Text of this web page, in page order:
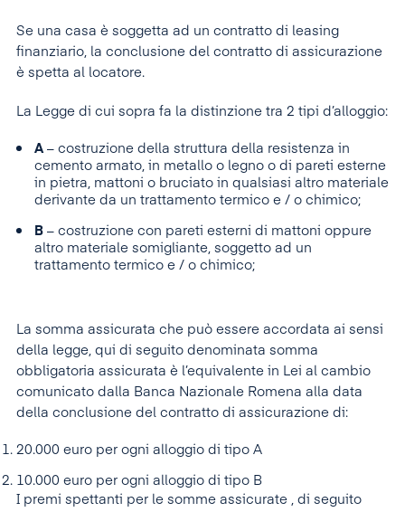
Se una casa è soggetta ad un contratto di leasing
finanziario, la conclusione del contratto di assicurazione
è spetta al locatore.
La Legge di cui sopra fa la distinzione tra 2 tipi d’alloggio:
A– costruzione della struttura della resistenza in
cemento armato, in metallo o legno o di pareti esterne
in pietra, mattoni o bruciato in qualsiasi altro materiale
derivante da un trattamento termico e / o chimico;
B – costruzione con pareti esterni di mattoni oppure
altro materiale somigliante, soggetto ad un
trattamento termico e / o chimico;
La somma assicurata che può essere accordata ai sensi
della legge, qui di seguito denominata somma
obbligatoria assicurata è l’equivalente in Lei al cambio
comunicato dalla Banca Nazionale Romena alla data
della conclusione del contratto di assicurazione di:
20.000 euro per ogni alloggio di tipo A
10.000 euro per ogni alloggio di tipo B
I premi spettanti per le somme assicurate , di seguito